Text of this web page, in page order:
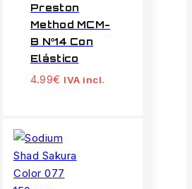
Preston
Method MCM-
B Nº14 Con
Elástico
4.99€ IVA incl.